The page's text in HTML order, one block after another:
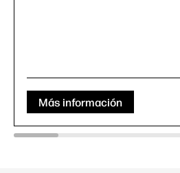
Más información